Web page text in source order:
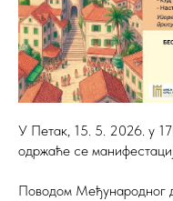
У Петак, 15. 5. 2026. у
одржаће се
Поводом Међународног